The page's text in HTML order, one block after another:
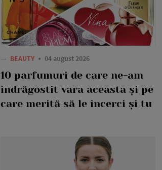
— BEAUTY 04 august 2026
10 parfumuri de care ne-am
îndrăgostit vara aceasta și pe
care merită să le încerci și tu